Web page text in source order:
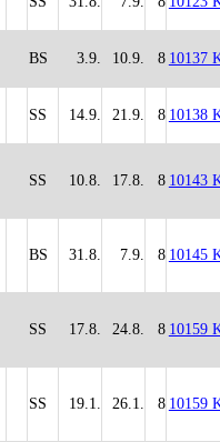
BS 3.9. 10.9. 8 10137
SS 14.9. 21.9. 8 10138
SS 10.8. 17.8. 8 10143
BS 31.8. 7.9. 8 10145
SS 17.8. 24.8. 8 10159
SS 19.1. 26.1. 8 10159